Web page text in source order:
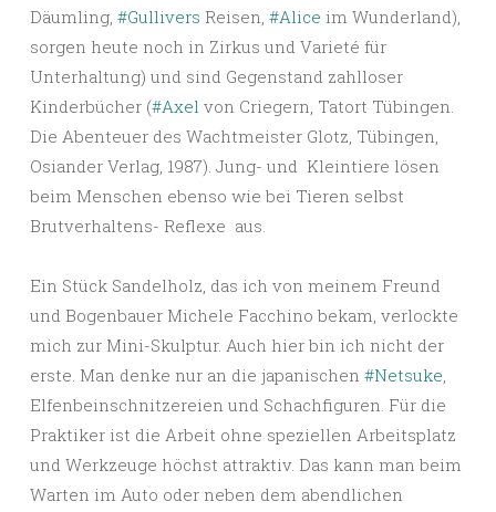
Däumling, #Gullivers Reisen, #Alice im Wunderland),
sorgen heute noch in Zirkus und Varieté für
Unterhaltung) und sind Gegenstand zahlloser
Kinderbücher (#Axel von Criegern, Tatort Tübingen.
Die Abenteuer des Wachtmeister Glotz, Tübingen,
Osiander Verlag, 1987). Jung- und Kleintiere lösen
beim Menschen ebenso wie bei Tieren selbst
Brutverhaltens- Reflexe aus.
Ein Stück Sandelholz, das ich von meinem Freund
und Bogenbauer Michele Facchino bekam, verlockte
mich zur Mini-Skulptur. Auch hier bin ich nicht der
erste. Man denke nur an die japanischen #Netsuke,
Elfenbeinschnitzereien und Schachfiguren. Für die
Praktiker ist die Arbeit ohne speziellen Arbeitsplatz
und Werkzeuge höchst attraktiv. Das kann man beim
Warten im Auto oder neben dem abendlichen